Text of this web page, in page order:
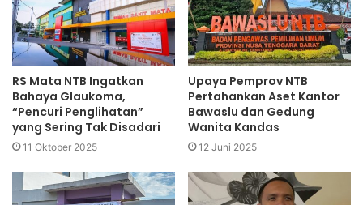
RS Mata NTB Ingatkan
Bahaya Glaukoma,
“Pencuri Penglihatan”
yang Sering Tak Disadari
11 Oktober 2025
Upaya Pemprov NTB
Pertahankan Aset Kantor
Bawaslu dan Gedung
Wanita Kandas
12 Juni 2025